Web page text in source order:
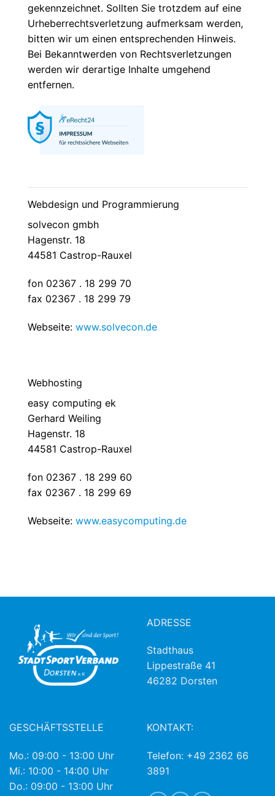
gekennzeichnet. Sollten Sie trotzdem auf eine
Urheberrechtsverletzung aufmerksam werden,
bitten wir um einen entsprechenden Hinweis.
Bei Bekanntwerden von Rechtsverletzungen
werden wir derartige Inhalte umgehend
entfernen.
Webdesign und Programmierung
solvecon gmbh
Hagenstr. 18
44581 Castrop-Rauxel
fon 02367 . 18 299 70
fax 02367 . 18 299 79
Webseite: www.solvecon.de
Webhosting
easy computing ek
Gerhard Weiling
Hagenstr. 18
44581 Castrop-Rauxel
fon 02367 . 18 299 60
fax 02367 . 18 299 69
Webseite: www.easycomputing.de
ADRESSE
Stadthaus
Lippestraße 41
46282 Dorsten
GESCHÄFTSSTELLE
Mo.: 09:00 - 13:00 Uhr
Mi.: 10:00 - 14:00 Uhr
Do.: 09:00 - 13:00 Uhr
KONTAKT:
Telefon: +49 2362 66
3891